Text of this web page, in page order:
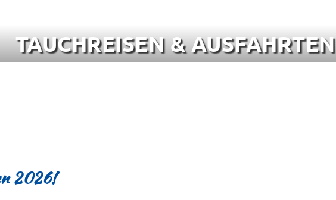
TAUCHREISEN & AUSFAHRTEN
2026!